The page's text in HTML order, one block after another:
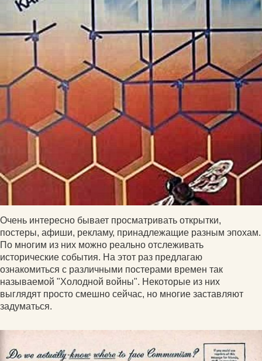
Очень интересно бывает просматривать открытки,
постеры, афиши, рекламу, принадлежащие разным эпохам.
По многим из них можно реально отслеживать
исторические события. На этот раз предлагаю
ознакомиться с различными постерами времен так
называемой "Холодной войны". Некоторые из них
выглядят просто смешно сейчас, но многие заставляют
задуматься.